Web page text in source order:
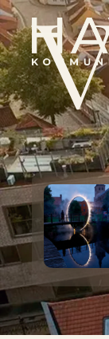
Skip
to
main
content